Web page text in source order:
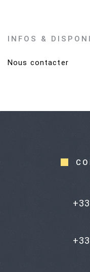
INFOS &
Nous contacter